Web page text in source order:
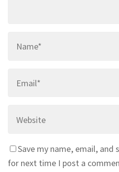
Save my name, email, and
for next time I post a